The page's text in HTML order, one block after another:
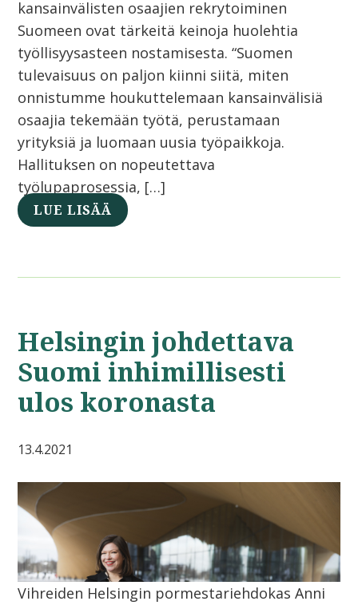
kansainvälisten osaajien rekrytoiminen
Suomeen ovat tärkeitä keinoja huolehtia
työllisyysasteen nostamisesta. “Suomen
tulevaisuus on paljon kiinni siitä, miten
onnistumme houkuttelemaan kansainvälisiä
osaajia tekemään työtä, perustamaan
yrityksiä ja luomaan uusia työpaikkoja.
Hallituksen on nopeutettava
työlupaprosessia, […]
LUE LISÄÄ
Helsingin johdettava
Suomi inhimillisesti
ulos koronasta
13.4.2021
Vihreiden Helsingin pormestariehdokas Anni